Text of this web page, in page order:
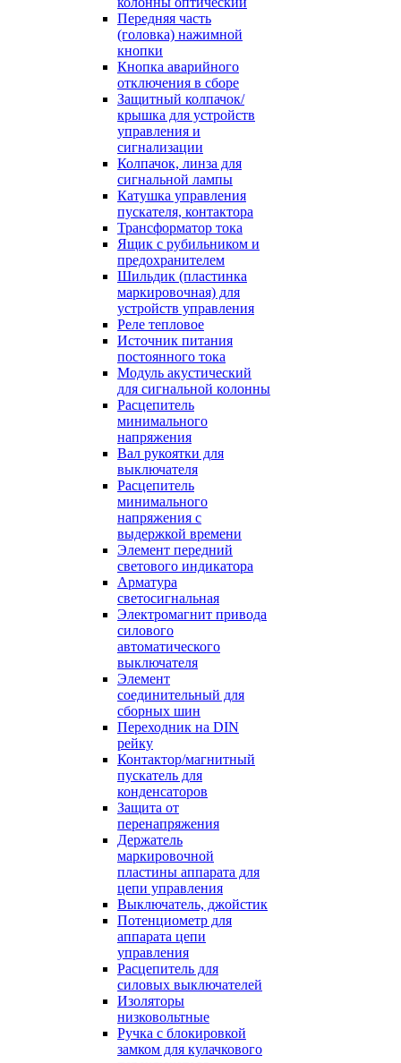
Передняя часть
(головка) нажимной
кнопки
Кнопка аварийного
отключения в сборе
Защитный колпачок/
крышка для устройств
управления и
сигнализации
Колпачок, линза для
сигнальной лампы
Катушка управления
пускателя, контактора
Трансформатор тока
Ящик с рубильником и
предохранителем
Шильдик (пластинка
маркировочная) для
устройств управления
Реле тепловое
Источник питания
постоянного тока
Модуль акустический
для сигнальной колонны
Расцепитель
минимального
напряжения
Вал рукоятки для
выключателя
Расцепитель
минимального
напряжения с
выдержкой времени
Элемент передний
светового индикатора
Арматура
светосигнальная
Электромагнит привода
силового
автоматического
выключателя
Элемент
соединительный для
сборных шин
Переходник на DIN
рейку
Контактор/магнитный
пускатель для
конденсаторов
Защита от
перенапряжения
Держатель
маркировочной
пластины аппарата для
цепи управления
Выключатель, джойстик
Потенциометр для
аппарата цепи
управления
Расцепитель для
силовых выключателей
Изоляторы
низковольтные
Ручка с блокировкой
замком для кулачкового